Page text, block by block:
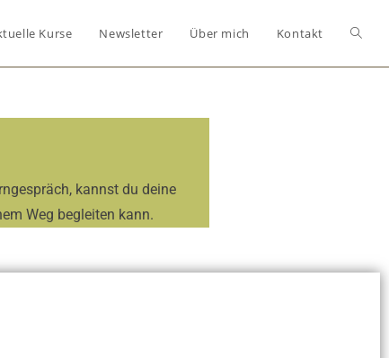
Kurse Newsletter Über mich Kontakt
kannst du deine
Weg begleiten kann.